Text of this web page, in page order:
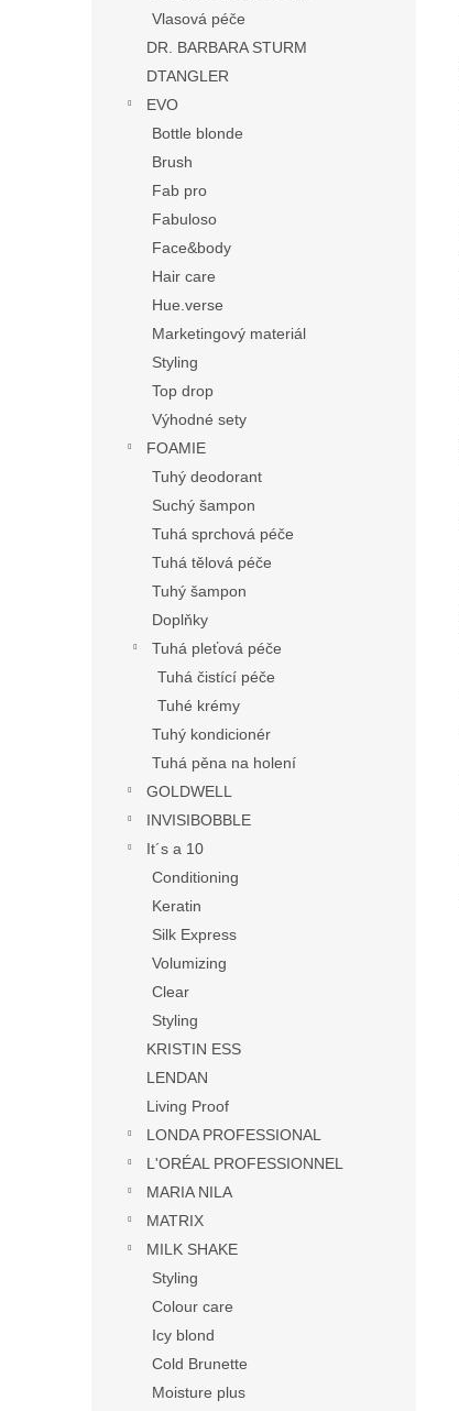
Vlasová péče
DR. BARBARA STURM
DTANGLER
EVO
Bottle blonde
Brush
Fab pro
Fabuloso
Face&body
Hair care
Hue.verse
Marketingový materiál
Styling
Top drop
Výhodné sety
FOAMIE
Tuhý deodorant
Suchý šampon
Tuhá sprchová péče
Tuhá tělová péče
Tuhý šampon
Doplňky
Tuhá pleťová péče
Tuhá čistící péče
Tuhé krémy
Tuhý kondicionér
Tuhá pěna na holení
GOLDWELL
INVISIBOBBLE
It´s a 10
Conditioning
Keratin
Silk Express
Volumizing
Clear
Styling
KRISTIN ESS
LENDAN
Living Proof
LONDA PROFESSIONAL
L'ORÉAL PROFESSIONNEL
MARIA NILA
MATRIX
MILK SHAKE
Styling
Colour care
Icy blond
Cold Brunette
Moisture plus